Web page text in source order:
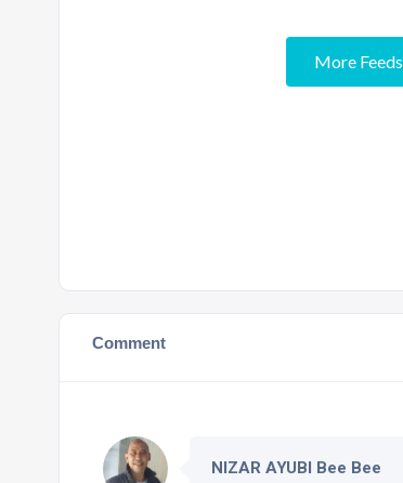
More Feeds
Comment
NIZAR AYUBI Bee Bee